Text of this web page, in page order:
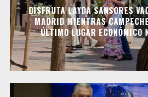
DISFRUTA LAYDA SANSORES
MADRID MIENTRAS
ÚLTIMO LUGAR ECONÓMICO